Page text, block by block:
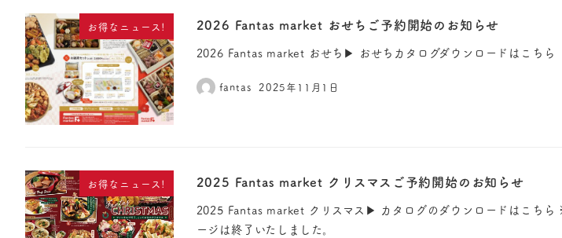
お得なニュース! 2026 Fantas market おせちご予約開始のお知らせ
2026 Fantas market おせち▶︎ おせちカタログダウンロードはこちら
fantas 2025年11月1日
お得なニュース! 2025 Fantas market クリスマスご予約開始のお知らせ
2025 Fantas market クリスマス▶︎ カタログのダウンロードはこち
ージは終了いたしました。